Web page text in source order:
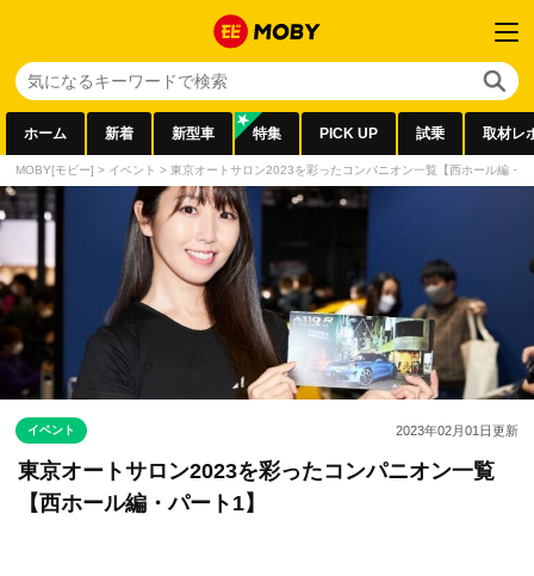
ホーム 新着 新型車 特集 PICK UP 試乗 取材レ
MOBY[モビー] > イベント > 東京オートサロン2023を彩ったコンパニオン一覧【西ホール編・
イベント 2023年02月01日更新
東京オートサロン2023を彩ったコンパニオン一覧
【西ホール編・パート1】